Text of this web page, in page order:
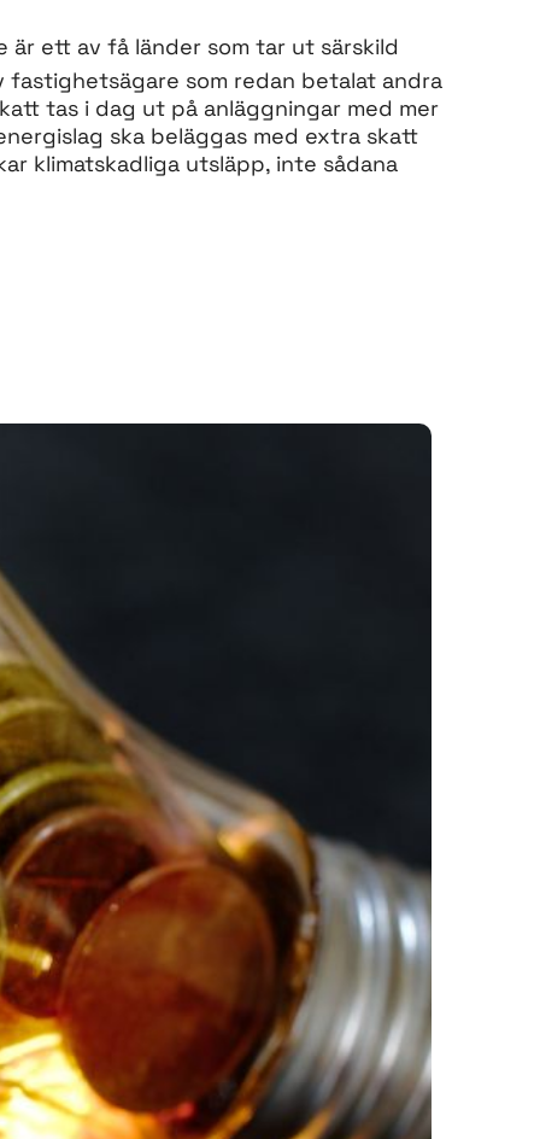
ett av få länder som tar ut särskild
som redan betalat andra
tas i dag ut på anläggningar med mer
ska beläggas med extra skatt
klimatskadliga utsläpp, inte sådana